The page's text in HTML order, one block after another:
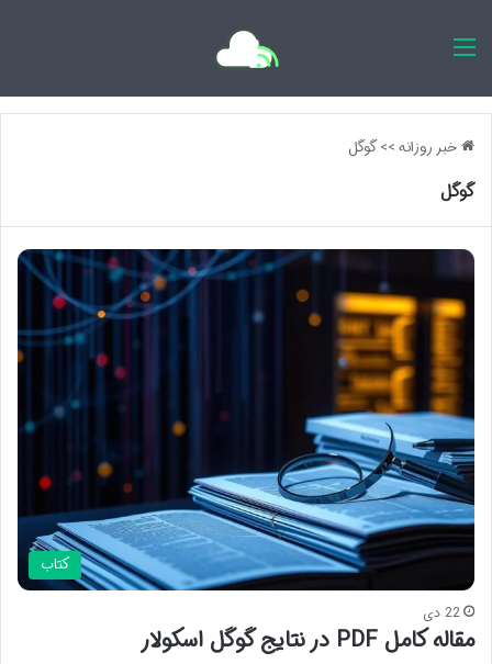
خبر روزانه>>گوگل
گوگل
کتاب
22 دی
مقاله کامل PDF در نتایج گوگل اسکولار